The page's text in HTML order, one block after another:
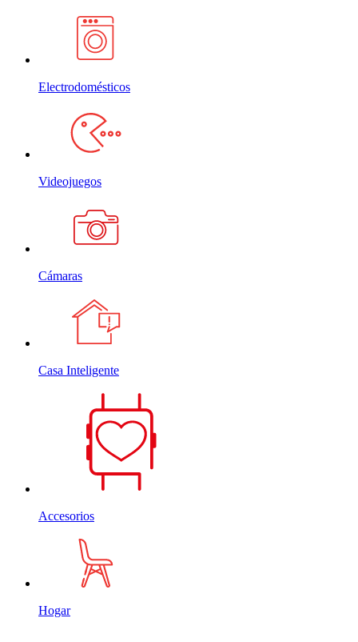
Electrodomésticos
Videojuegos
Cámaras
Casa Inteligente
Accesorios
Hogar